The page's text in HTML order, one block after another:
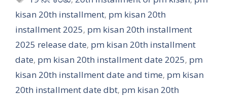
kisan 20th installment, pm kisan 20th
installment 2025, pm kisan 20th installment
2025 release date, pm kisan 20th installment
date, pm kisan 20th installment date 2025, pm
kisan 20th installment date and time, pm kisan
20th installment date dbt, pm kisan 20th